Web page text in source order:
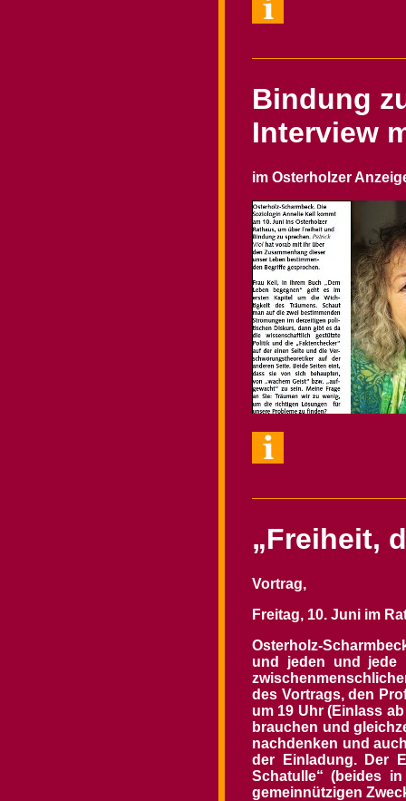
Bindung
Interview
im Osterholzer
„Freiheit,
Vortrag,
Freitag, 10. Juni im
Osterholz-
und jeden und jede
des Vortrags, den
um 19 Uhr (Einlass
brauchen und
nachdenken und
der Einladung. Der
Schatulle“ (beides
gemeinnützigen